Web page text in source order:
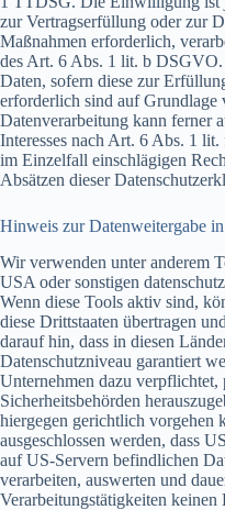
zur Vertragserfüllung oder zur
Maßnahmen erforderlich,
des Art. 6 Abs. 1 lit. b
Daten, sofern diese zur
erforderlich sind auf
Datenverarbeitung kann ferner
Interesses nach Art. 6 Abs. 1
im Einzelfall einschlägigen
Absätzen dieser
Hinweis zur Datenweitergabe
Wir verwenden unter anderem
USA oder sonstigen
Wenn diese Tools aktiv sind,
diese Drittstaaten übertragen
darauf hin, dass in diesen
Datenschutzniveau garantiert
Unternehmen dazu verpflichtet,
Sicherheitsbehörden
hiergegen gerichtlich vorgehen
ausgeschlossen werden, dass
auf US-Servern befindlichen
verarbeiten, auswerten und
Verarbeitungstätigkeiten keinen